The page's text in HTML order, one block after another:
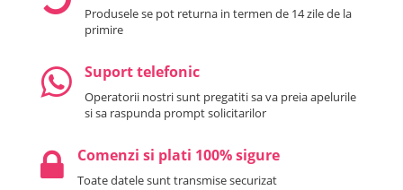
Produsele se pot returna in termen de 14 zile de la
primire
Suport telefonic
Operatorii nostri sunt pregatiti sa va preia apelurile
si sa raspunda prompt solicitarilor
Comenzi si plati 100% sigure
Toate datele sunt transmise securizat